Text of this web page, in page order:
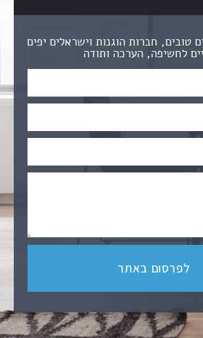
טובים, חברות הוגנות וישראלים יפים
לחשיפה, הערכה ותודה
לפרסום באתר